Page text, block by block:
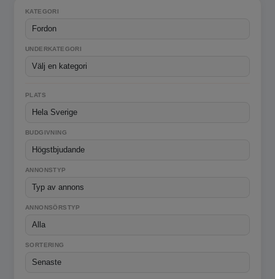
KATEGORI
UNDERKATEGORI
PLATS
BUDGIVNING
ANNONSTYP
ANNONSÖRSTYP
SORTERING